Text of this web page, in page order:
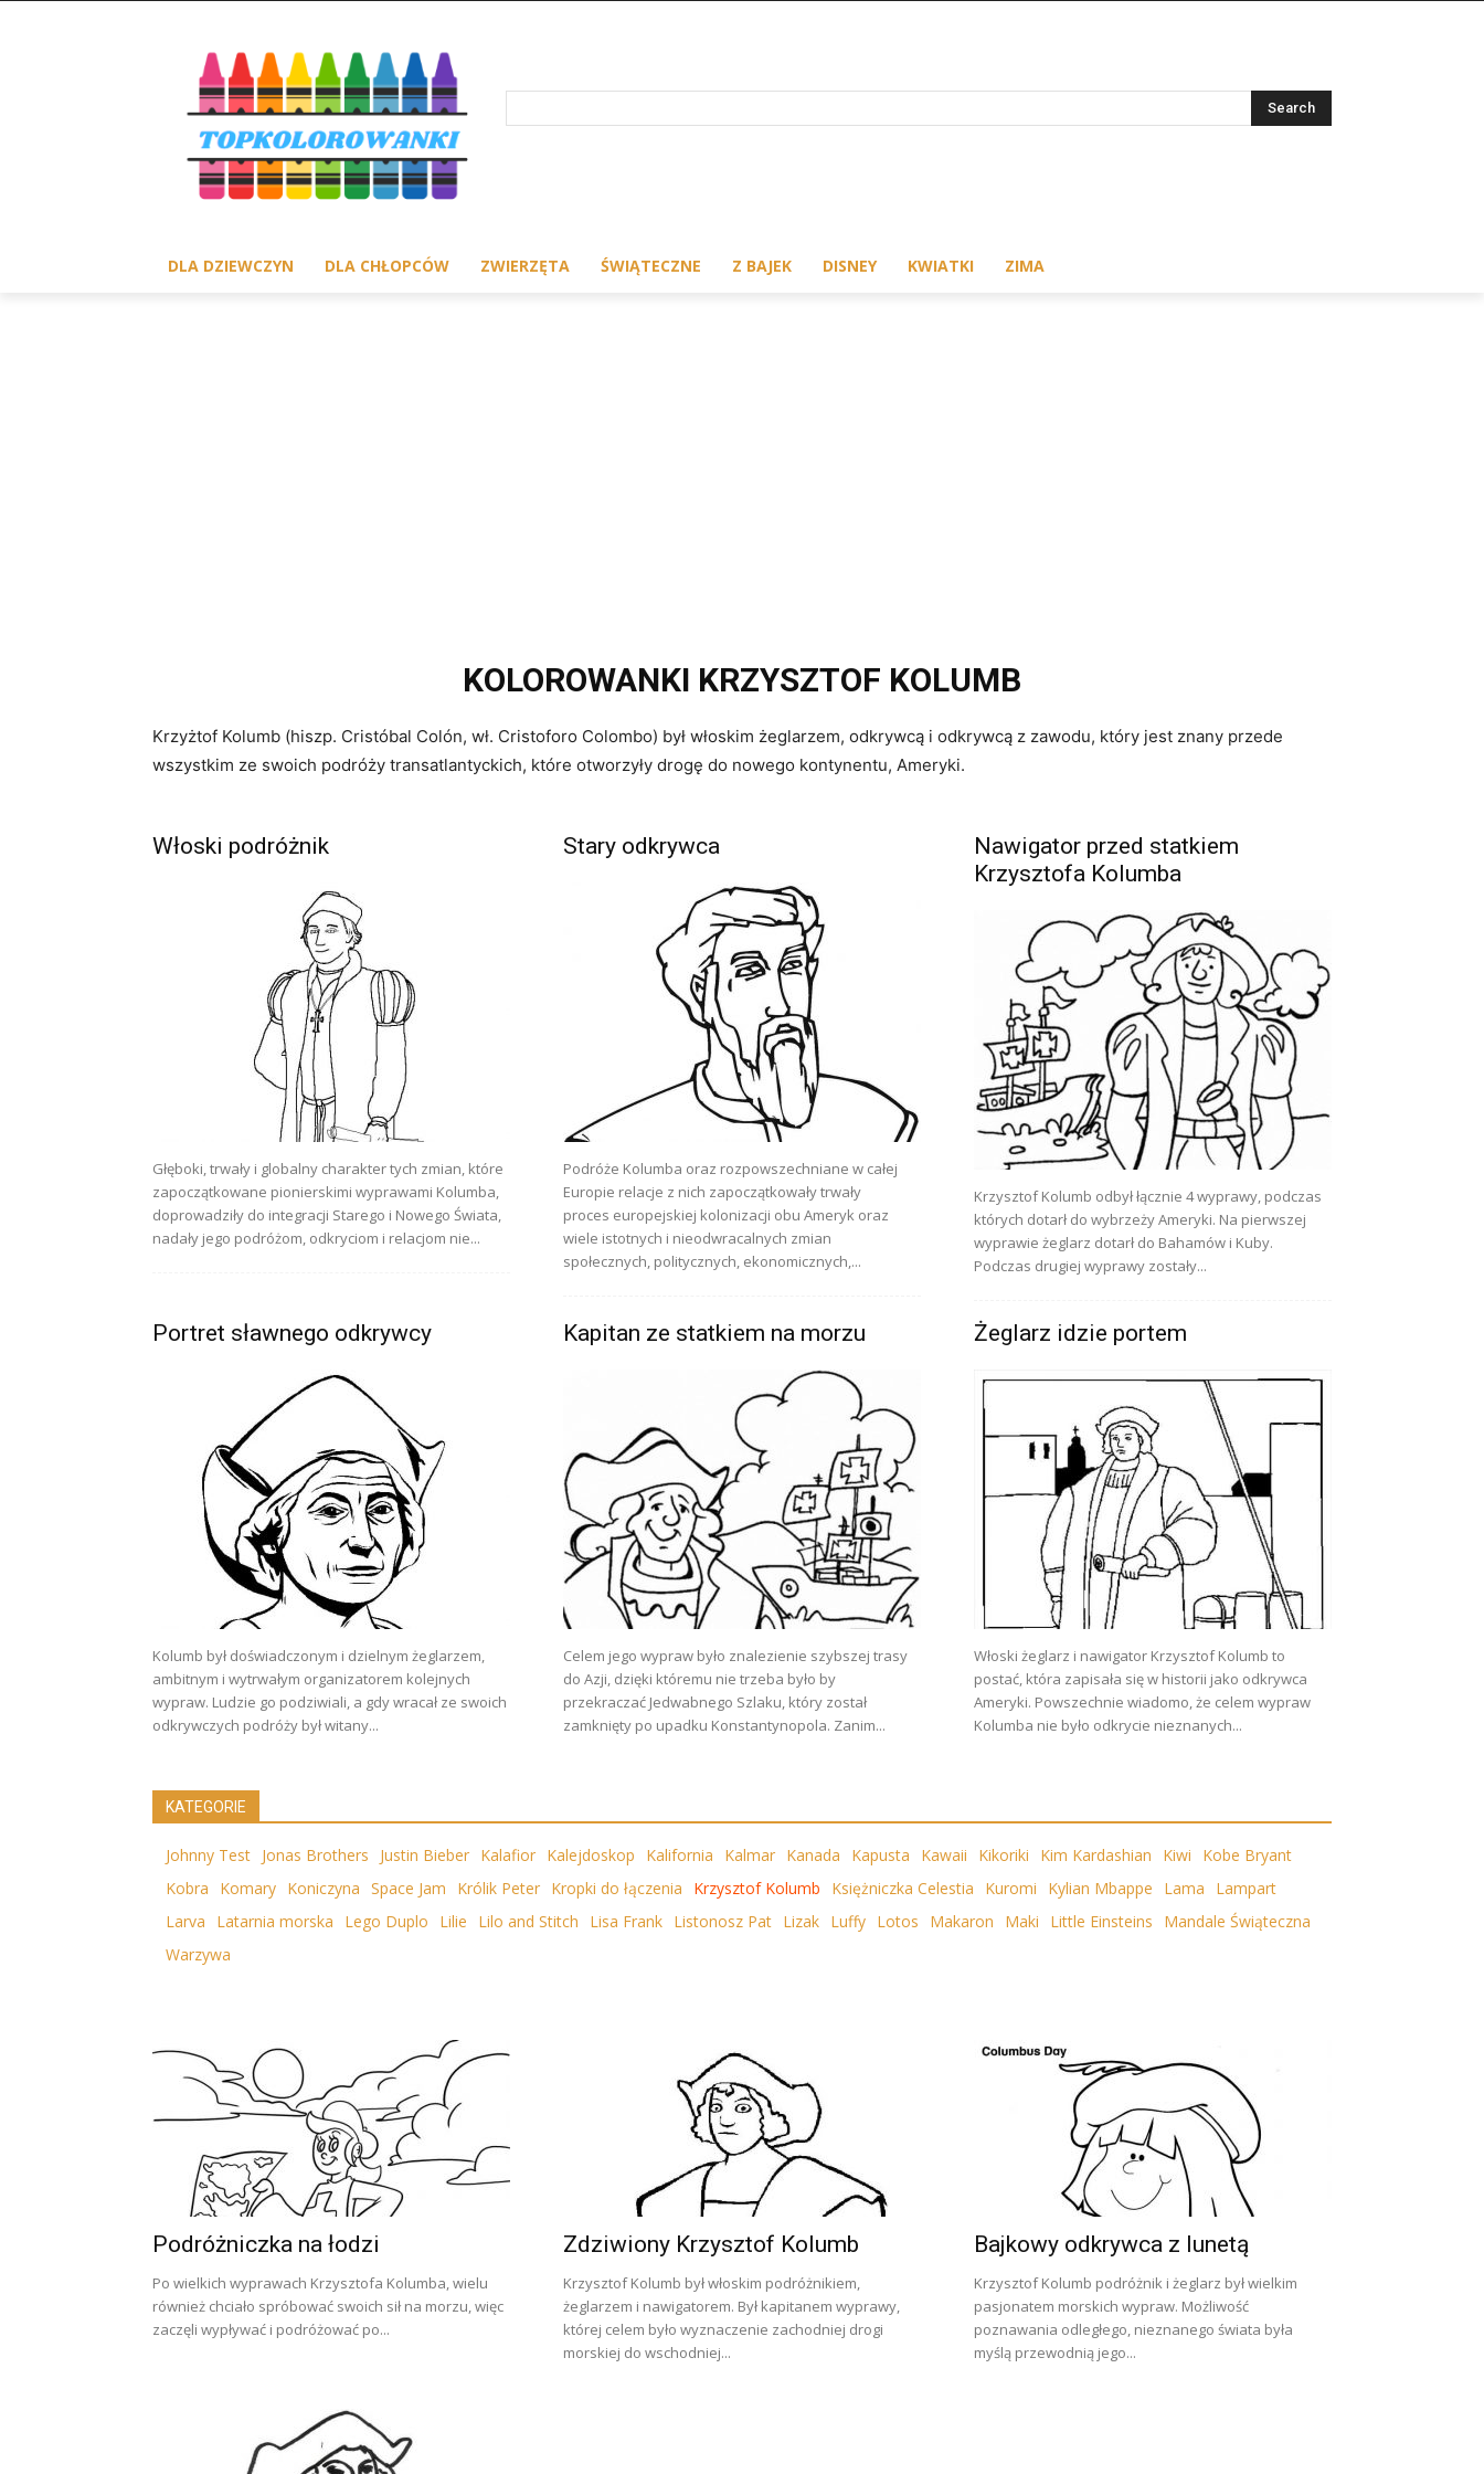
Search
DLA DZIEWCZYN DLA CHŁOPCÓW ZWIERZĘTA ŚWIĄTECZNE Z BAJEK DISNEY KWIATKI ZIMA
KOLOROWANKI KRZYSZTOF KOLUMB
Krzyżtof Kolumb (hiszp. Cristóbal Colón, wł. Cristoforo Colombo) był włoskim żeglarzem, odkrywcą i odkrywcą z zawodu, który jest znany przede
wszystkim ze swoich podróży transatlantyckich, które otworzyły drogę do nowego kontynentu, Ameryki.
Włoski podróżnik
Głęboki, trwały i globalny charakter tych zmian, które
zapoczątkowane pionierskimi wyprawami Kolumba,
doprowadziły do integracji Starego i Nowego Świata,
nadały jego podróżom, odkryciom i relacjom nie...
Stary odkrywca
Podróże Kolumba oraz rozpowszechniane w całej
Europie relacje z nich zapoczątkowały trwały
proces europejskiej kolonizacji obu Ameryk oraz
wiele istotnych i nieodwracalnych zmian
społecznych, politycznych, ekonomicznych,...
Nawigator przed statkiem
Krzysztofa Kolumba
Krzysztof Kolumb odbył łącznie 4 wyprawy, podczas
których dotarł do wybrzeży Ameryki. Na pierwszej
wyprawie żeglarz dotarł do Bahamów i Kuby.
Podczas drugiej wyprawy zostały...
Portret sławnego odkrywcy
Kolumb był doświadczonym i dzielnym żeglarzem,
ambitnym i wytrwałym organizatorem kolejnych
wypraw. Ludzie go podziwiali, a gdy wracał ze swoich
odkrywczych podróży był witany...
Kapitan ze statkiem na morzu
Celem jego wypraw było znalezienie szybszej trasy
do Azji, dzięki któremu nie trzeba było by
przekraczać Jedwabnego Szlaku, który został
zamknięty po upadku Konstantynopola. Zanim...
Żeglarz idzie portem
Włoski żeglarz i nawigator Krzysztof Kolumb to
postać, która zapisała się w historii jako odkrywca
Ameryki. Powszechnie wiadomo, że celem wypraw
Kolumba nie było odkrycie nieznanych...
KATEGORIE
Johnny Test Jonas Brothers Justin Bieber Kalafior Kalejdoskop Kalifornia Kalmar Kanada Kapusta Kawaii Kikoriki Kim Kardashian Kiwi
Kobe Bryant
Kobra
Komary Koniczyna Space Jam Królik Peter Kropki do łączenia Krzysztof Kolumb Księżniczka Celestia Kuromi Kylian Mbappe Lama
Lampart
Larva
Latarnia morska Lego Duplo Lilie Lilo and Stitch Lisa Frank Listonosz Pat Lizak Luffy Lotos Makaron Maki Little Einsteins
Mandale Świąteczna
Warzywa
Podróżniczka na łodzi
Po wielkich wyprawach Krzysztofa Kolumba, wielu
również chciało spróbować swoich sił na morzu, więc
zaczęli wypływać i podróżować po...
Zdziwiony Krzysztof Kolumb
Krzysztof Kolumb był włoskim podróżnikiem,
żeglarzem i nawigatorem. Był kapitanem wyprawy,
której celem było wyznaczenie zachodniej drogi
morskiej do wschodniej...
Bajkowy odkrywca z lunetą
Krzysztof Kolumb podróżnik i żeglarz był wielkim
pasjonatem morskich wypraw. Możliwość
poznawania odległego, nieznanego świata była
myślą przewodnią jego...